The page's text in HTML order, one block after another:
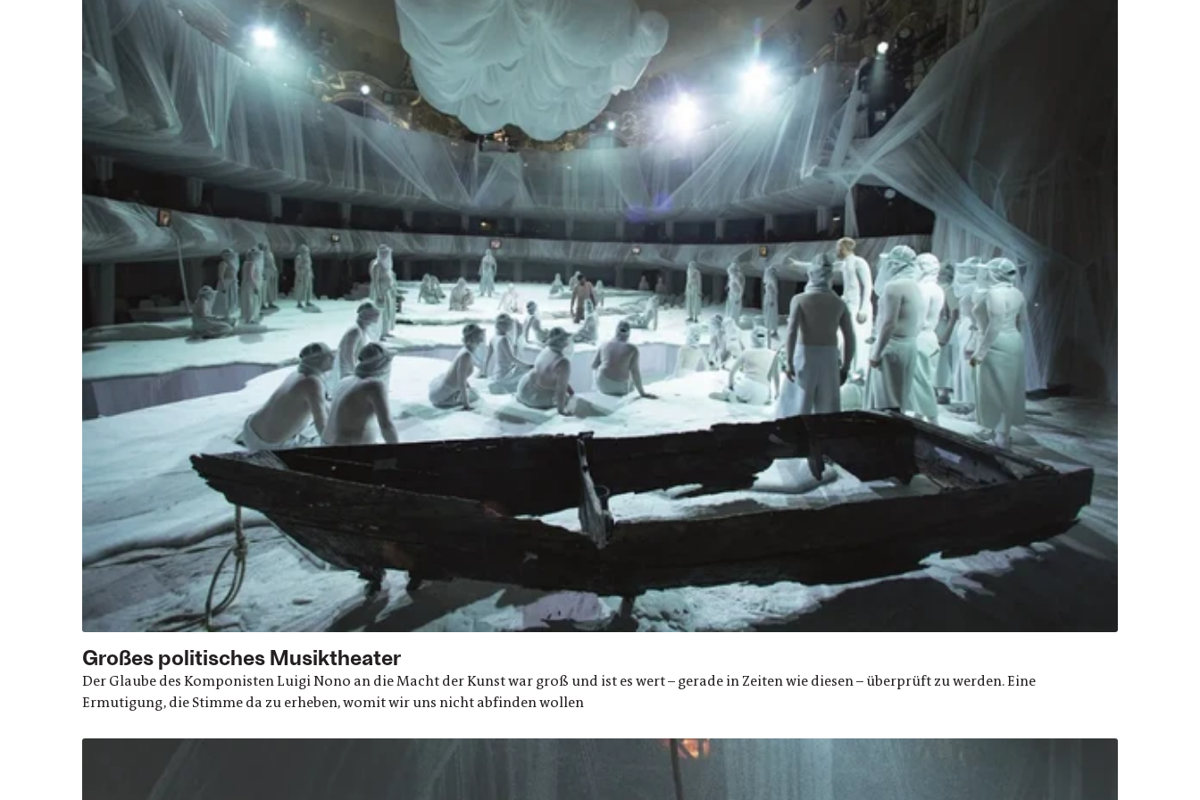
Großes politisches Musiktheater
Der Glaube des Komponisten Luigi Nono an die Macht der Kunst war groß und ist es wert – gerade in Zeiten wie diesen – überprüft zu werden. Eine
Ermutigung, die Stimme da zu erheben, womit wir uns nicht abfinden wollen